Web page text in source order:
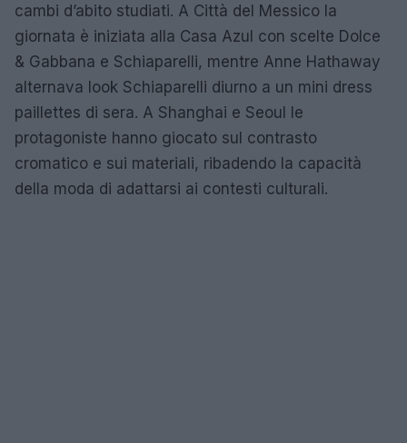
cambi d’abito studiati. A Città del Messico la
giornata è iniziata alla Casa Azul con scelte Dolce
& Gabbana e Schiaparelli, mentre Anne Hathaway
alternava look Schiaparelli diurno a un mini dress
paillettes di sera. A Shanghai e Seoul le
protagoniste hanno giocato sul contrasto
cromatico e sui materiali, ribadendo la capacità
della moda di adattarsi ai contesti culturali.